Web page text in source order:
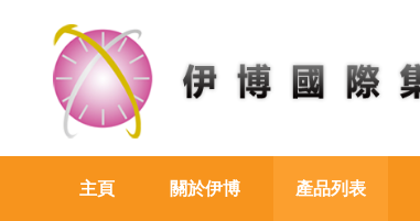
主頁 關於伊博 產品列表